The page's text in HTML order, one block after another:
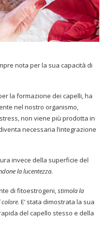
nota per la sua capacità di
la formazione dei capelli, ha
nel nostro organismo,
non viene più prodotta in
necessaria l’integrazione
invece della superficie del
la lucentezza.
di fitoestrogeni, stimola la
. E’ stata dimostrata la sua
del capello stesso e della